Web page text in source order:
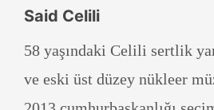
Said Celili
58 yaşındaki Celili sertlik
ve eski üst düzey nükleer